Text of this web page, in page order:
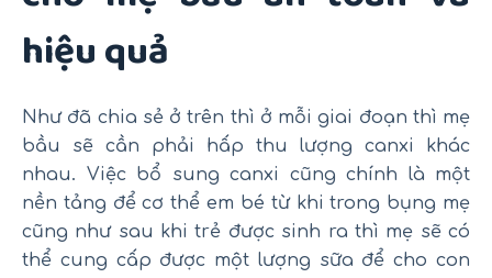
hiệu quả
Như đã chia sẻ ở trên thì ở mỗi giai đoạn thì mẹ
bầu sẽ cần phải hấp thu lượng canxi khác
nhau. Việc bổ sung canxi cũng chính là một
nền tảng để cơ thể em bé từ khi trong bụng mẹ
cũng như sau khi trẻ được sinh ra thì mẹ sẽ có
thể cung cấp được một lượng sữa để cho con